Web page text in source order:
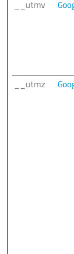
__utmv
__utmz